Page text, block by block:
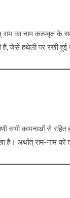
राम का नाम कल्पवृक्ष के
हैं, जेसे हथेली पर रखी
सभी कामनाओं से
है। अर्थात् राम-नाम